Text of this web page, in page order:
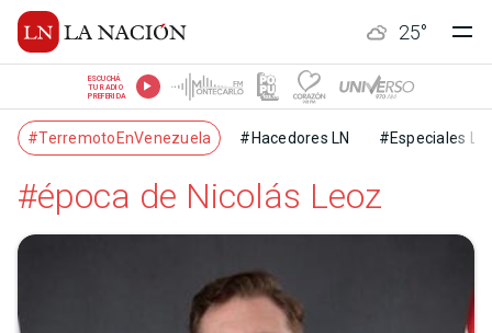
25°
ESCUCHÁ
TU RADIO
PREFERIDA
#TerremotoEnVenezuela #Hacedores LN #Especiales LN
#época de Nicolás Leoz